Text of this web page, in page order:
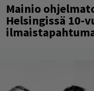
Mainio
Helsingissä 10-